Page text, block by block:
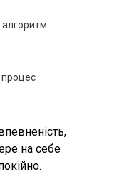
що мають
час
з
алгоритм
процес
на себе